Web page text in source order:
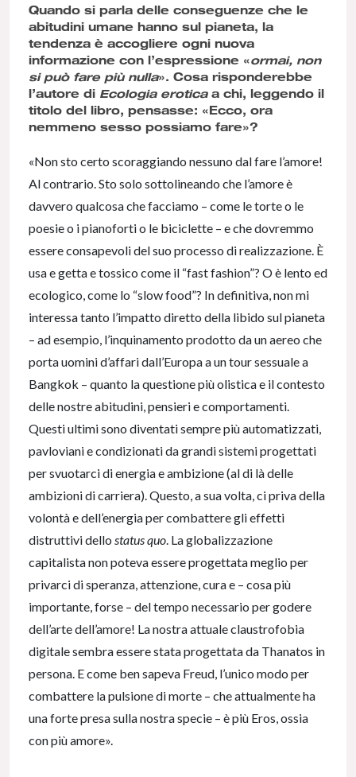
Quando si parla delle conseguenze che le
abitudini umane hanno sul pianeta, la
tendenza è accogliere ogni nuova
informazione con l’espressione «ormai, non
si può fare più nulla». Cosa risponderebbe
l’autore di Ecologia eroticaa chi, leggendo il
titolo del libro, pensasse: «Ecco, ora
nemmeno sesso possiamo fare»?
«Non sto certo scoraggiando nessuno dal fare l’amore!
Al contrario. Sto solo sottolineando che l’amore è
davvero qualcosa che facciamo – come le torte o le
poesie o i pianoforti o le biciclette – e che dovremmo
essere consapevoli del suo processo di realizzazione. È
usa e getta e tossico come il “fast fashion”? O è lento ed
ecologico, come lo “slow food”? In definitiva, non mi
interessa tanto l’impatto diretto della libido sul pianeta
– ad esempio, l’inquinamento prodotto da un aereo che
porta uomini d’affari dall’Europa a un tour sessuale a
Bangkok – quanto la questione più olistica e il contesto
delle nostre abitudini, pensieri e comportamenti.
Questi ultimi sono diventati sempre più automatizzati,
pavloviani e condizionati da grandi sistemi progettati
per svuotarci di energia e ambizione (al di là delle
ambizioni di carriera). Questo, a sua volta, ci priva della
volontà e dell’energia per combattere gli effetti
distruttivi dello status quo . La globalizzazione
capitalista non poteva essere progettata meglio per
privarci di speranza, attenzione, cura e – cosa più
importante, forse – del tempo necessario per godere
dell’arte dell’amore! La nostra attuale claustrofobia
digitale sembra essere stata progettata da Thanatos in
persona. E come ben sapeva Freud, l’unico modo per
combattere la pulsione di morte – che attualmente ha
una forte presa sulla nostra specie – è più Eros, ossia
con più amore».